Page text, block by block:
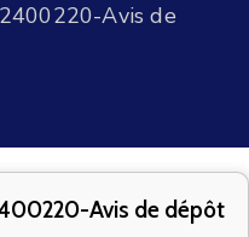
Avis de
Avis de dépôt